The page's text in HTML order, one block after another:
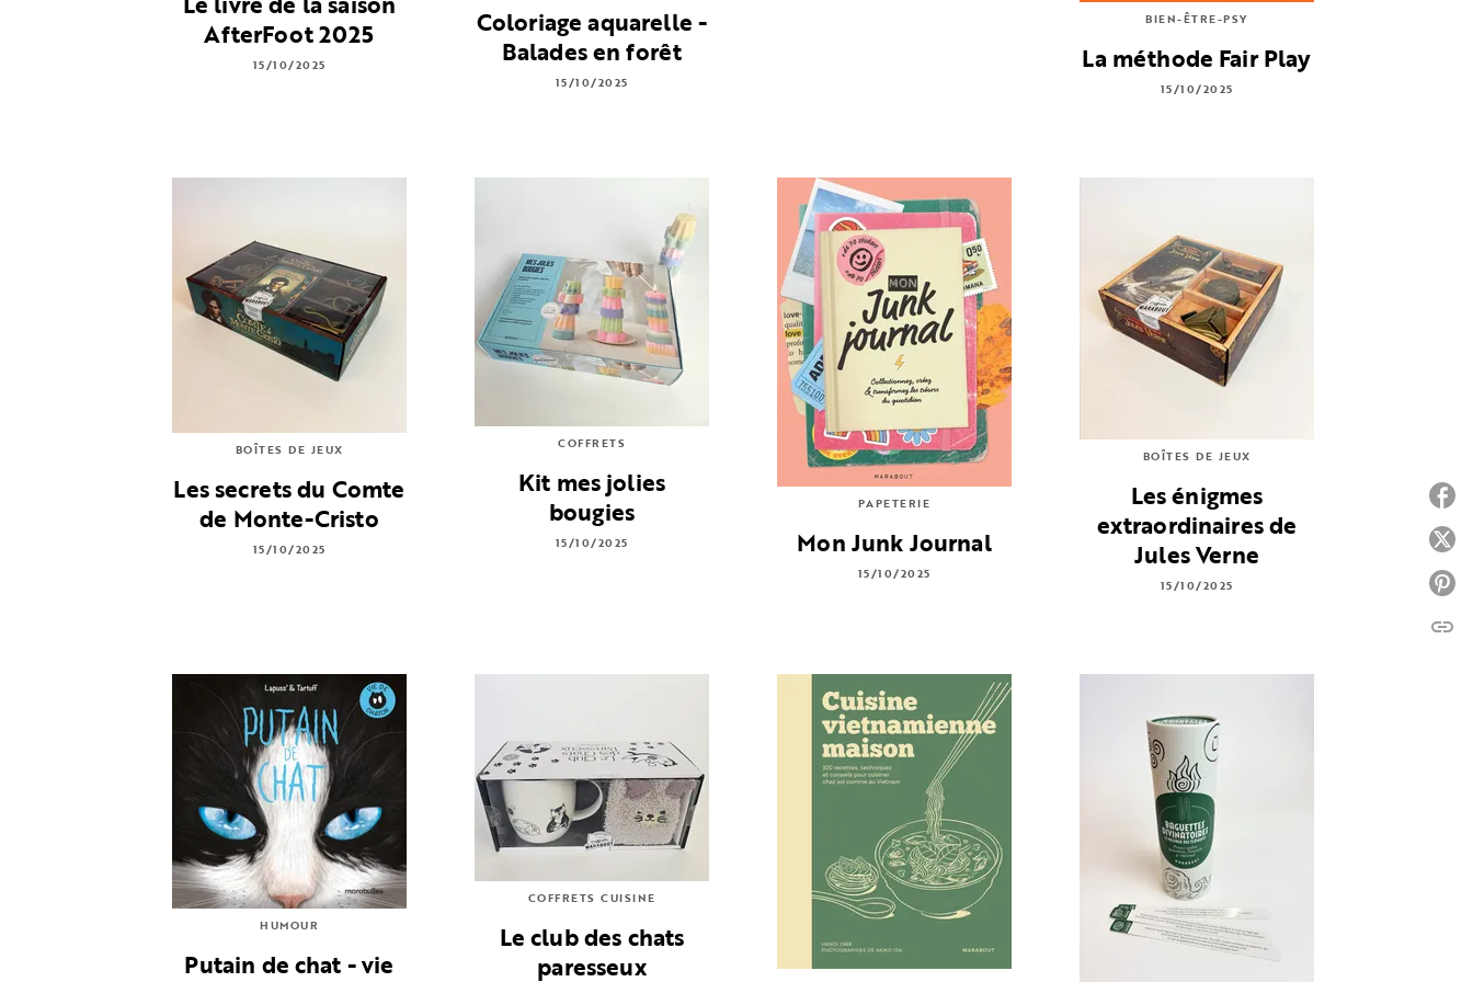
AfterFoot 2025
15/10/2025
Coloriage aquarelle -
Balades en forêt
15/10/2025
BIEN-ÊTRE-PSY
La méthode Fair Play
15/10/2025
BOÎTES DE JEUX
Les secrets du Comte
de Monte-Cristo
15/10/2025
COFFRETS
Kit mes jolies
bougies
15/10/2025
PAPETERIE
Mon Junk Journal
15/10/2025
BOÎTES DE JEUX
Les énigmes
extraordinaires de
Jules Verne
15/10/2025
HUMOUR
Putain de chat - vie
COFFRETS CUISINE
Le club des chats
paresseux
link